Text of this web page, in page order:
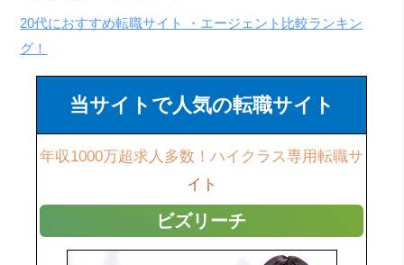
20代におすすめ転職サイト ・エージェント比較ランキン
グ！
当サイトで人気の転職サイト
年収1000万超求人多数！ハイクラス専用転職サ
イト
ビズリーチ